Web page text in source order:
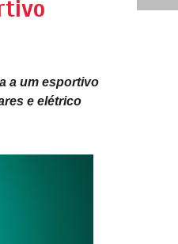
a um esportivo
e elétrico